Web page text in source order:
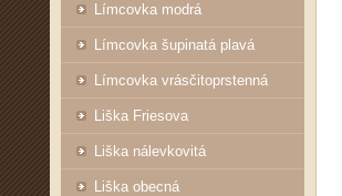
Límcovka modrá
Límcovka šupinatá plavá
Límcovka vrásčitoprstenná
Liška Friesova
Liška nálevkovitá
Liška obecná